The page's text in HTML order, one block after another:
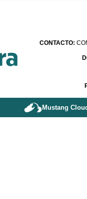
CONTACTO:
Mustang